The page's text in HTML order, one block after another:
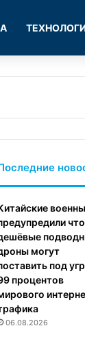
что
могут
под
процентов
06.08.2026